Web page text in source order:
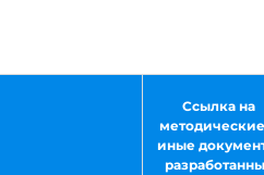
Ссылка на
иные